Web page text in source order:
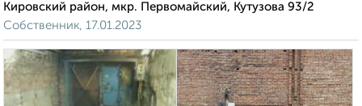
Кировский район, мкр. Первомайский, Кутузова 93/2
Собственник, 17.01.2023